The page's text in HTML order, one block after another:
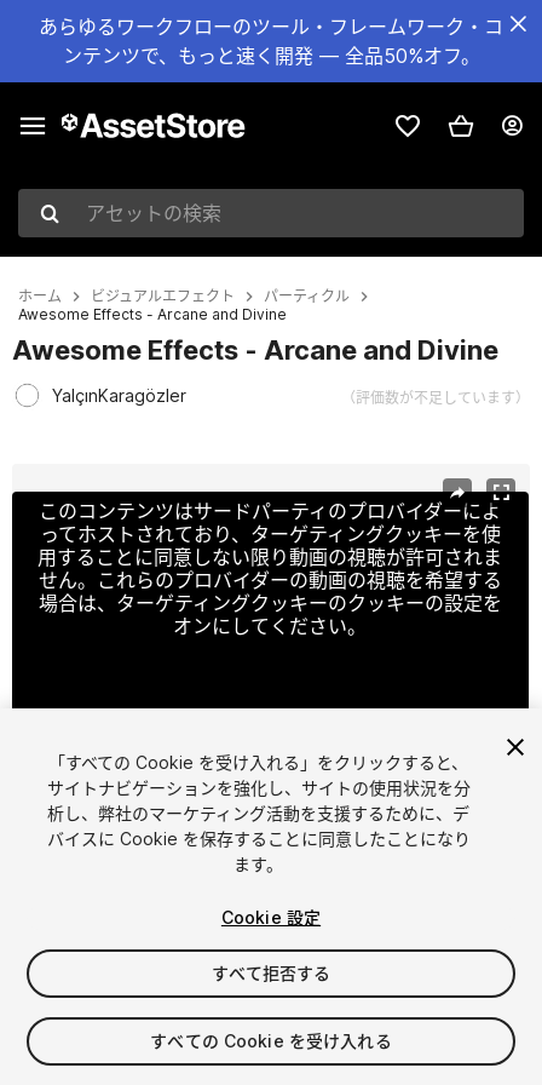
あらゆるワークフローのツール・フレームワーク・コ
ンテンツで、もっと速く開発 — 全品50%オフ。
アセットの検索
ホーム ビジュアルエフェクト
パーティクル
Awesome Effects - Arcane and Divine
Awesome Effects - Arcane and Divine
YalçınKaragözler （評価数が不足しています）
このコンテンツはサードパーティのプロバイダーによ
ってホストされており、ターゲティングクッキーを使
用することに同意しない限り動画の視聴が許可されま
せん。これらのプロバイダーの動画の視聴を希望する
場合は、ターゲティングクッキーのクッキーの設定を
オンにしてください。
1 /2
$9
消費税は決済時に計算されます
「すべての Cookie を受け入れる」をクリックすると、
サイトナビゲーションを強化し、サイトの使用状況を分
析し、弊社のマーケティング活動を支援するために、デ
バイスに Cookie を保存することに同意したことになり
ます。
Cookie 設定
すべて拒否する
すべての Cookie を受け入れる